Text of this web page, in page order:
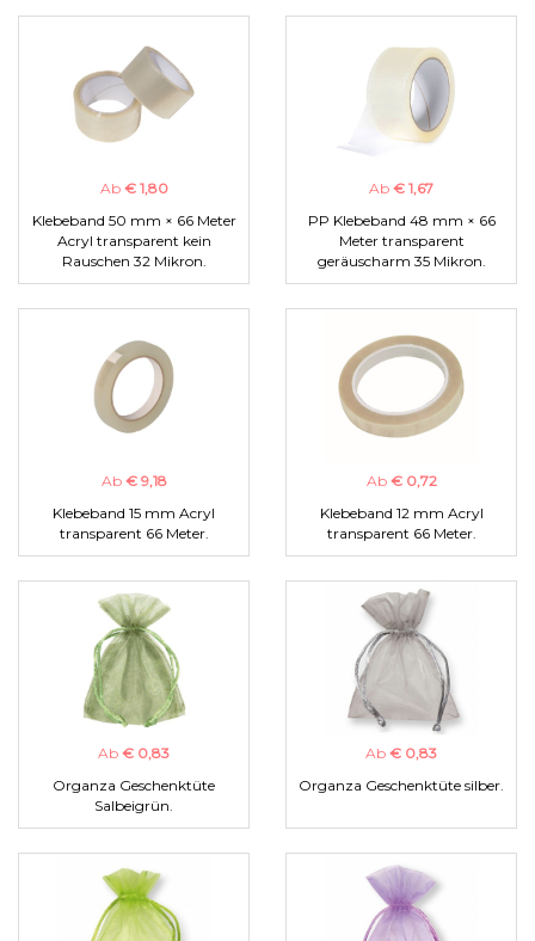
Ab € 1,80
Klebeband 50 mm × 66 Meter
Acryl transparent kein
Rauschen 32 Mikron.
Ab € 1,67
PP Klebeband 48 mm × 66
Meter transparent
geräuscharm 35 Mikron.
Ab € 9,18
Klebeband 15 mm Acryl
transparent 66 Meter.
Ab € 0,72
Klebeband 12 mm Acryl
transparent 66 Meter.
Ab € 0,83
Organza Geschenktüte
Salbeigrün.
Ab € 0,83
Organza Geschenktüte silber.